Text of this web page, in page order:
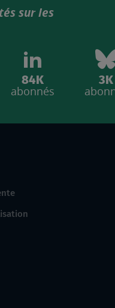
sur les
84K
abonnés
3K